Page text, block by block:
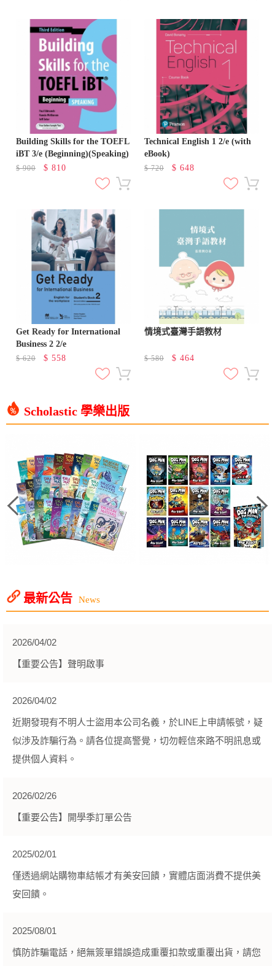
Building Skills for the TOEFL
iBT 3/e (Beginning)(Speaking)
$900 $ 810
Technical English 1 2/e (with
eBook)
$720 $ 648
Get Ready for International
Business 2 2/e
$620 $ 558
情境式臺灣手語教材
$580 $ 464
Scholastic 學樂出版
最新公告 News
2026/04/02
【重要公告】聲明啟事
2026/04/02
近期發現有不明人士盜用本公司名義，於LINE上申請帳號，疑
似涉及詐騙行為。請各位提高警覺，切勿輕信來路不明訊息或
提供個人資料。
2026/02/26
【重要公告】開學季訂單公告
2025/02/01
僅透過網站購物車結帳才有美安回饋，實體店面消費不提供美
安回饋。
2025/08/01
慎防詐騙電話，絕無簽單錯誤造成重覆扣款或重覆出貨，請您